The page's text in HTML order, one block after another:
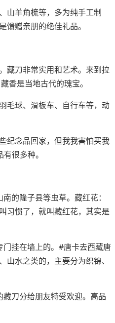
山羊角梳等，多为纯手工制
赠亲朋的绝佳礼品。
藏刀非常实用和艺术。来到拉
香是当地古代的瑰宝。
毛球、滑板车、自行车等，动
纪念品回家，但我我害怕买我
很多种。
的隆子县等虫草。藏红花：
习惯了，就叫藏红花，其实是
挂在墙上的。#唐卡去西藏唐
水之类的，主要分为织锦、
刀分给朋友特受欢迎。高品